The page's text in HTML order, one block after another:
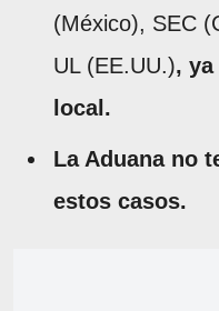
(México), SEC
UL (EE.UU.),
local.
La Aduana no
estos casos.